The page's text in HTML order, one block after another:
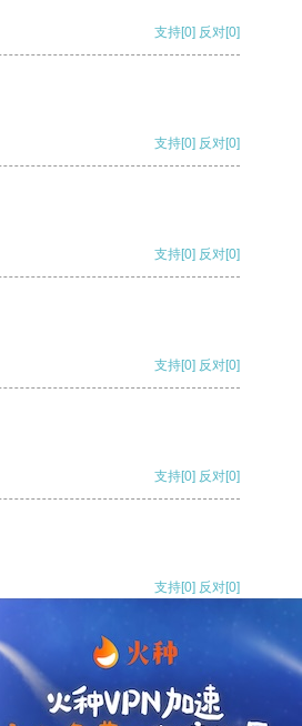
支持[0] 反对[0]
支持[0] 反对[0]
支持[0] 反对[0]
支持[0] 反对[0]
支持[0] 反对[0]
支持[0] 反对[0]
支持[0] 反对